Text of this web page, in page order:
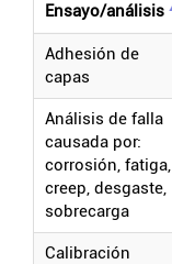
ensayo/análisis
adhesión de
capas
análisis de falla
causada por:
corrosión, fatiga,
creep, desgaste,
sobrecarga
calibración